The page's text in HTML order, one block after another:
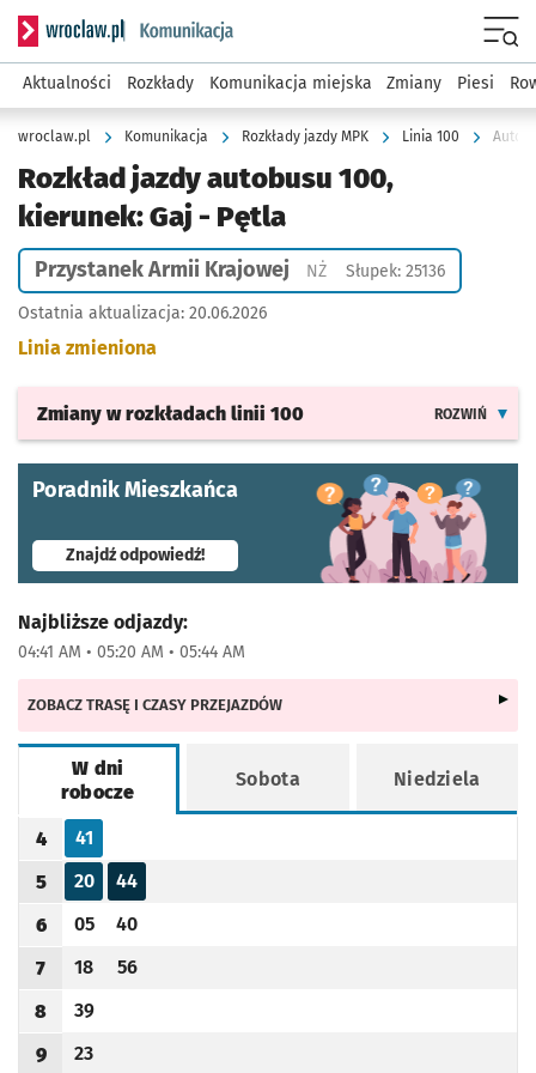
Serwis informacyjny wroclaw.pl podserwis: Komunikacja
Aktualności Rozkłady Komunikacja miejska Zmiany Piesi
wroclaw.pl Komunikacja Rozkłady jazdy MPK Linia 100
Rozkład jazdy autobusu 100,
kierunek: Gaj - Pętla
Przystanek Armii Krajowej NŻPrzystanek na życzenie
Słupek: 25136
Ostatnia aktualizacja: 20.06.2026
Linia zmieniona
Zmiany w rozkładach linii 100 ROZWIŃ
Poradnik Mieszkańca
Znajdź odpowiedź!- otworzy się w nowej karcie
Najbliższe odjazdy:
04:41 AM • 05:20 AM • 05:44 AM
ZOBACZ TRASĘ I CZASY PRZEJAZDÓW
W dni
robocze
Sobota Niedziela
Rozkład jazdy -
Godzina odjazdu
4
Odjazd
41
minut po godzinie 4
Godzina odjazdu
5
Odjazd
20
minut po godzinie 5
Odjazd
44
minut po godzinie 5
Godzina odjazdu
6
Odjazd
05
minut po godzinie 6
Odjazd
40
minut po godzinie 6
Godzina odjazdu
7
Odjazd
18
minut po godzinie 7
Odjazd
56
minut po godzinie 7
Godzina odjazdu
8
Odjazd
39
minut po godzinie 8
Godzina odjazdu
9
Odjazd
23
minut po godzinie 9